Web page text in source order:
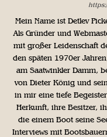
Mein Name ist Detlev
Als Gründer und
mit großer Leidenschaft
den späten 1970er
am Saatwinkler Damm,
von Dieter König und
in mir eine tiefe
Herkunft, ihre Besitzer,
die einem Boot seine
Interviews mit